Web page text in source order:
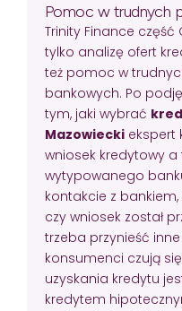
Pomoc w trudnych
Trinity Finance część
tylko analizę ofert
też pomoc w
bankowych. Po
tym, jaki wybrać
Mazowiecki ekspert
wniosek kredytowy
wytypowanego
kontakcie z
czy wniosek został
trzeba przynieść
konsumenci czują
uzyskania kredytu
kredytem